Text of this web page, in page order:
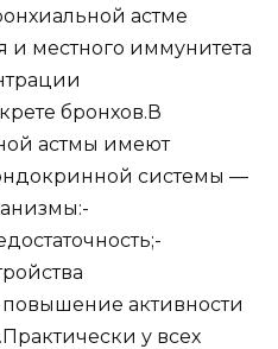
астме
и местного иммунитета
бронхов.В
астмы имеют
системы —
активности
у всех